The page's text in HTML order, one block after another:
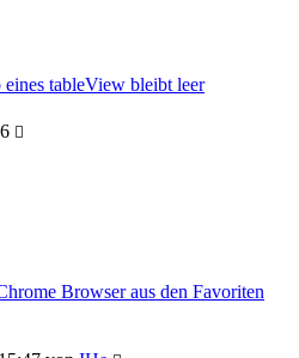
tableView bleibt leer
Browser aus den Favoriten